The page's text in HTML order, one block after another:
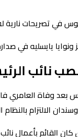
في تصريحات نارية
يايسليه في
نائب
بعد وفاة العامري
الالتزام بالنظام
القائم بأعمال